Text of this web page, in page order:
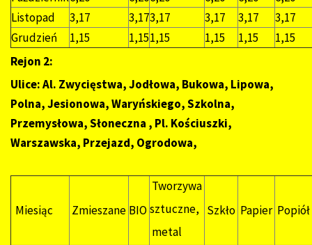
Listopad
3,17 3,173,17 3,17 3,17
3,17
Grudzień
1,15 1,151,15 1,15 1,15
1,15
Rejon 2:
Ulice: Al. Zwycięstwa, Jodłowa, Bukowa, Lipowa,
Polna, Jesionowa, Waryńskiego, Szkolna,
Przemysłowa, Słoneczna , Pl. Kościuszki,
Warszawska, Przejazd, Ogrodowa,
Miesiąc Zmieszane BIO
Tworzywa
sztuczne,
metal
Szkło Papier Popiół